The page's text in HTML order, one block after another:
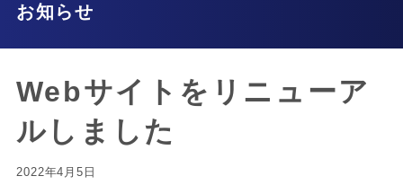
お知らせ
Webサイトをリニューア
ルしました
2022年4月5日